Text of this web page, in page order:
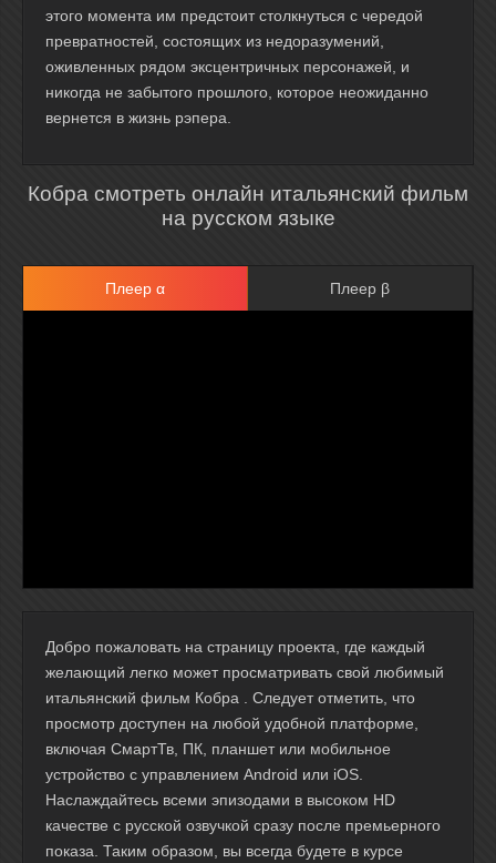
этого момента им предстоит столкнуться с чередой
превратностей, состоящих из недоразумений,
оживленных рядом эксцентричных персонажей, и
никогда не забытого прошлого, которое неожиданно
вернется в жизнь рэпера.
Кобра смотреть онлайн итальянский фильм
на русском языке
Плеер α Плеер β
Добро пожаловать на страницу проекта, где каждый
желающий легко может просматривать свой любимый
итальянский фильм Кобра . Следует отметить, что
просмотр доступен на любой удобной платформе,
включая СмартТв, ПК, планшет или мобильное
устройство с управлением Android или iOS.
Наслаждайтесь всеми эпизодами в высоком HD
качестве с русской озвучкой сразу после премьерного
показа. Таким образом, вы всегда будете в курсе